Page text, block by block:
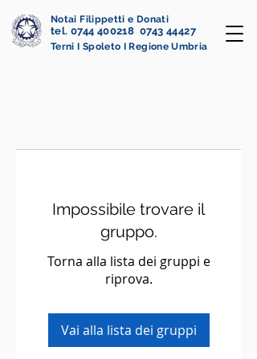
Notai Filippetti e Donati
tel. 0744 400218 0743 44427
Terni I Spoleto I Regione Umbria
Impossibile trovare il
gruppo.
Torna alla lista dei gruppi e
riprova.
Vai alla lista dei gruppi